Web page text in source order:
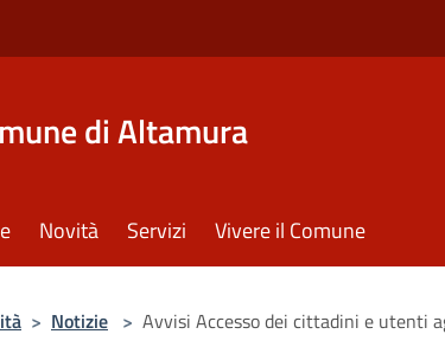
di Altamura
Novità Servizi Vivere il Comune
> Notizie > Avvisi Accesso dei cittadini e utenti